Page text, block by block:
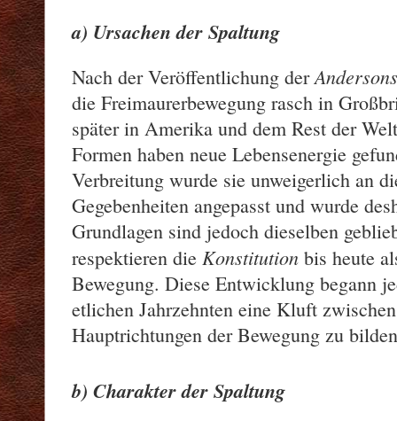
a) Ursachen der Spaltung
Nach der Veröffentlichung der
die Freimaurerbewegung rasch in
später in Amerika und dem Rest der
Formen haben neue Lebensenergie
Verbreitung wurde sie unweigerlich an
Gegebenheiten angepasst und wurde
Grundlagen sind jedoch dieselben
respektieren die Konstitution bis heute
Bewegung. Diese Entwicklung begann
etlichen Jahrzehnten eine Kluft
Hauptrichtungen der Bewegung zu
b) Charakter der Spaltung